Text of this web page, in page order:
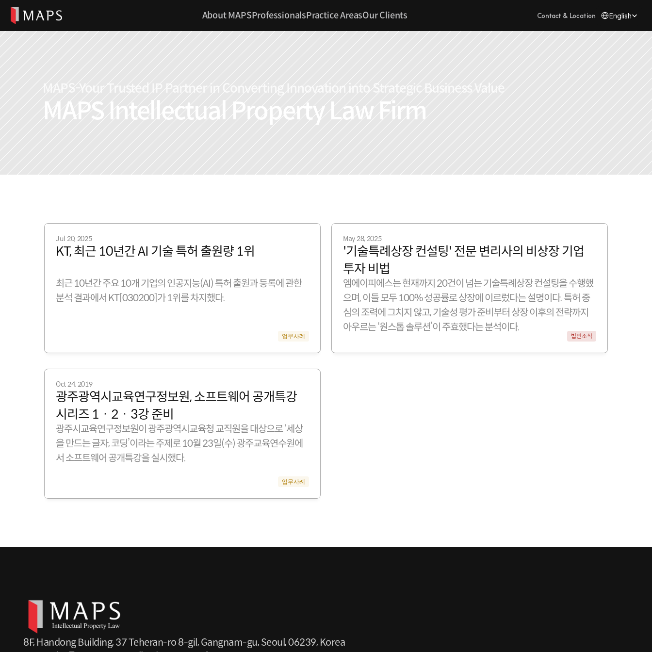
About MAPSProfessionalsPractice AreasOur Clients Contact & Location English
MAPS-Your Trusted IP Partner in Converting Innovation into Strategic Business Value
MAPS Intellectual Property Law Firm
Jul 20, 2025
KT, 최근 10년간 AI 기술 특허 출원량 1위
최근 10년간 주요 10개 기업의 인공지능(AI) 특허 출원과 등록에 관한
분석 결과에서 KT[030200]가 1위를 차지했다.
업무사례
May 28, 2025
'기술특례상장 컨설팅' 전문 변리사의 비상장 기업
투자 비법
엠에이피에스는 현재까지 20건이 넘는 기술특례상장 컨설팅을 수행했
으며, 이들 모두 100% 성공률로 상장에 이르렀다는 설명이다. 특허 중
심의 조력에 그치지 않고, 기술성 평가 준비부터 상장 이후의 전략까지
아우르는 ‘원스톱 솔루션’이 주효했다는 분석이다.
법인소식
Oct 24, 2019
광주광역시교육연구정보원, 소프트웨어 공개특강
시리즈 1‧2‧3강 준비
광주시교육연구정보원이 광주광역시교육청 교직원을 대상으로 ‘세상
을 만드는 글자, 코딩’이라는 주제로 10월 23일(수) 광주교육연수원에
서 소프트웨어 공개특강을 실시했다.
업무사례
8F, Handong Building, 37 Teheran-ro 8-gil, Gangnam-gu, Seoul, 06239, Korea